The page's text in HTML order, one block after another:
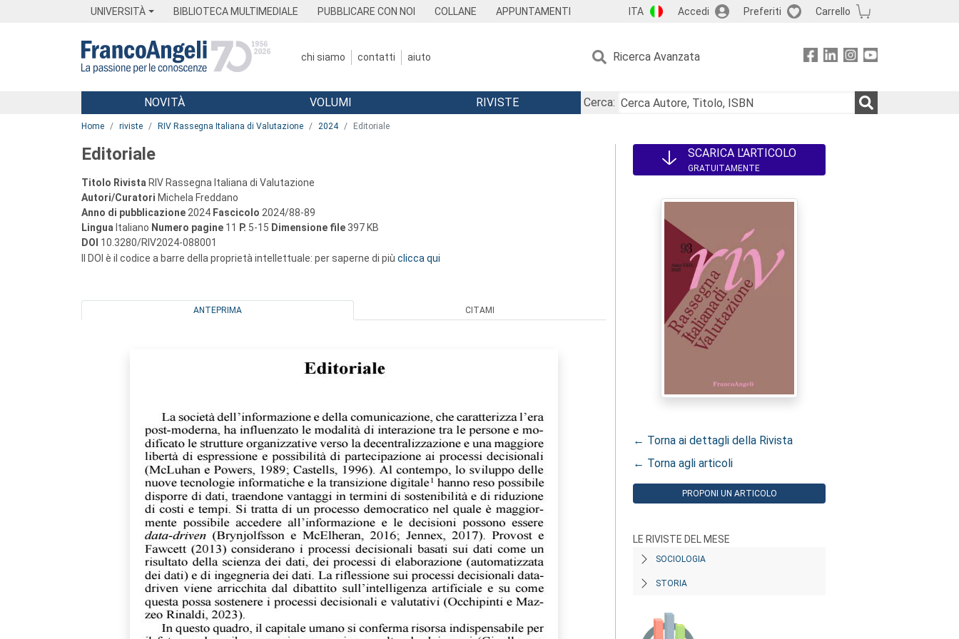
UNIVERSITÀ BIBLIOTECA MULTIMEDIALE PUBBLICARE CON NOI COLLANE APPUNTAMENTI ITA Accedi Preferiti Carrello
chi siamo contatti aiuto Ricerca Avanzata
Menu
NOVITÀ VOLUMI RIVISTE
Cerca:
Home riviste RIV Rassegna Italiana di Valutazione 2024 Editoriale
Editoriale
Titolo Rivista RIV Rassegna Italiana di Valutazione
Autori/Curatori Michela Freddano
Anno di pubblicazione 2024 Fascicolo 2024/88-89
Lingua Italiano Numero pagine 11 P. 5-15 Dimensione file 397 KB
DOI 10.3280/RIV2024-088001
Il DOI è il codice a barre della proprietà intellettuale: per saperne di più clicca qui
ANTEPRIMA CITAMI
SCARICA L'ARTICOLO
GRATUITAMENTE
← Torna ai dettagli della Rivista
← Torna agli articoli
PROPONI UN ARTICOLO
LE RIVISTE DEL MESE
SOCIOLOGIA
STORIA